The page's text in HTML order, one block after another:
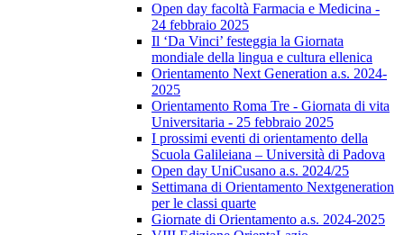
Open day facoltà Farmacia e Medicina -
24 febbraio 2025
Il ‘Da Vinci’ festeggia la Giornata
mondiale della lingua e cultura ellenica
Orientamento Next Generation a.s. 2024-
2025
Orientamento Roma Tre - Giornata di vita
Universitaria - 25 febbraio 2025
I prossimi eventi di orientamento della
Scuola Galileiana – Università di Padova
Open day UniCusano a.s. 2024/25
Settimana di Orientamento Nextgeneration
per le classi quarte
Giornate di Orientamento a.s. 2024-2025